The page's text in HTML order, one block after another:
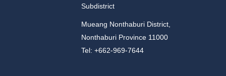
Subdistrict
Mueang Nonthaburi District,
Nonthaburi Province 11000
Tel: +662-969-7644